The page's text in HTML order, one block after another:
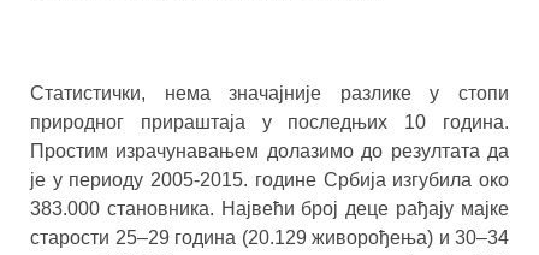
Статистички, нема значајније разлике у стопи
природног прираштаја у последњих 10 година.
Простим израчунавањем долазимо до резултата да
је у периоду 2005-2015. године Србија изгубила око
383.000 становника. Највећи број деце рађају мајке
старости 25‒29 година (20.129 живорођења) и 30‒34